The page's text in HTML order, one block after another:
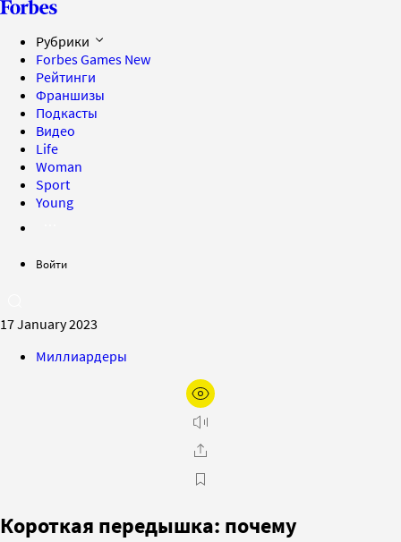
Рубрики
Forbes Games New
Рейтинги
Франшизы
Подкасты
Видео
Life
Woman
Sport
Young
Войти
17 January 2023
Миллиардеры
Короткая передышка: почему